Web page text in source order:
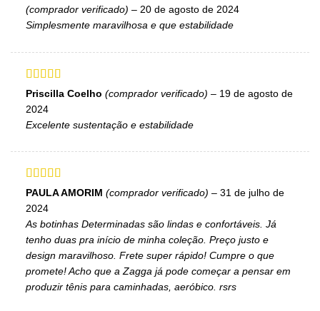
(comprador verificado) – 20 de agosto de 2024
Simplesmente maravilhosa e que estabilidade
Avaliação5
Priscilla Coelho (comprador verificado) – 19 de agosto de
2024
Excelente sustentação e estabilidade
Avaliação5
PAULA AMORIM (comprador verificado) – 31 de julho de
2024
As botinhas Determinadas são lindas e confortáveis. Já
tenho duas pra início de minha coleção. Preço justo e
design maravilhoso. Frete super rápido! Cumpre o que
promete! Acho que a Zagga já pode começar a pensar em
produzir tênis para caminhadas, aeróbico. rsrs